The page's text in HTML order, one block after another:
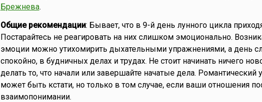
Брежнева.
Общие рекомендации: Бывает, что в 9-й день лунного цикла
Постарайтесь не реагировать на них слишком эмоционально.
эмоции можно утихомирить дыхательными упражнениями, а день
спокойно, в будничных делах и трудах. Не стоит начинать ничего
делать то, что начали или завершайте начатые дела.
может быть кстати, но только в том случае, если ваши отношения
взаимопонимании.